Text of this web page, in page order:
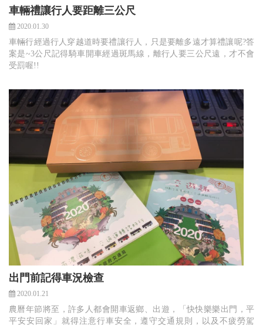
車輛禮讓行人要距離三公尺
2020.01.30
車輛行經過行人穿越道時要禮讓行人，只是要離多遠才算禮讓呢?答
案是~3公尺記得騎車開車經過斑馬線，離行人要三公尺遠，才不會
受罰喔!!
出門前記得車況檢查
2020.01.21
農曆年節將至，許多人都會開車返鄉、出遊，「快快樂樂出門，平
平安安回家」就得注意行車安全，遵守交通規則，以及不疲勞駕